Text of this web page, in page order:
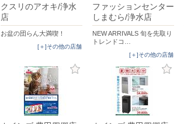
クスリのアオキ/浄水
店
お盆の団らん大満喫！
[＋]その他の店舗
ファッションセンター
しまむら/浄水店
NEW ARRIVALS 旬を先取り
トレンドコ…
[＋]その他の店舗